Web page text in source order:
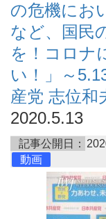
の危機にお
など、国民
を！コロナ
い！」～
産党 志位和
2020.5.13
記事公開日：
動画